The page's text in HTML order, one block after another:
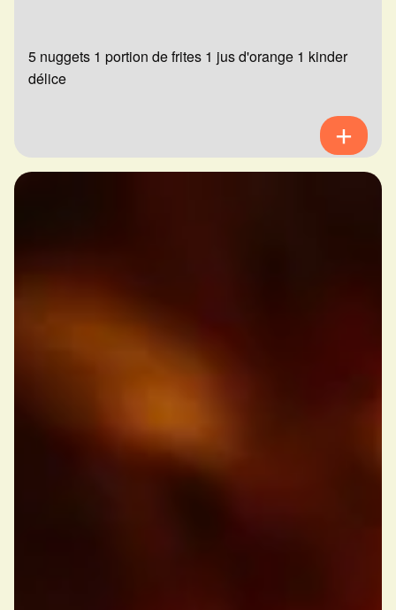
5 nuggets 1 portion de frites 1 jus d'orange 1 kinder
délice